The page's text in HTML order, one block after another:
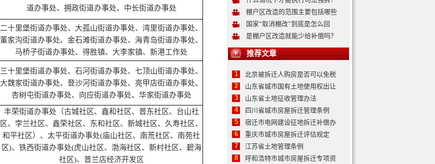
道办事处、拥政街道办事处、中长街道办事处
二十里堡街道办事处、大孤山街道办事处、湾里街道办事处、
董家沟街道办事处、金石滩街道办事处、海青岛街道办事处、
马桥子街道办事处、得胜镇、大李家镇、新港工作处
三十里堡街道办事处、石河街道办事处、七顶山街道办事处、
大魏家街道办事处、登沙河街道办事处、亮甲店街道办事处、
杏树屯街道办事处、向应街道办事处、华家街道办事处
丰荣街道办事处（古城社区、鑫和社区、普东社区、台山社
区、孛兰社区、鑫荣社区、东和社区、新城社区、久寿社区、
和平社区）、太平街道办事处(庙山社区、南荒社区、南苑社
区)、铁西街道办事处(虎山社区、渤海社区、新村社区、碧海
社区)、普兰店经济开发区
棚户区改造的范围主要包括哪些
国家“取消棚改”到底是怎么回
是棚户区改造就能少给补偿吗？
推荐文章
1
北京被拆迁人购房是否可以免税
2
山东省城市国有土地使用权出让
3
山东省土地征收管理办法
4
四川省城市房屋拆迁管理条例
5
宿迁市电网建设征地拆迁补偿办
6
重庆市城市房屋拆迁评估规定
7
江苏省土地管理条例
8
呼和浩特市城市房屋拆迁专项资